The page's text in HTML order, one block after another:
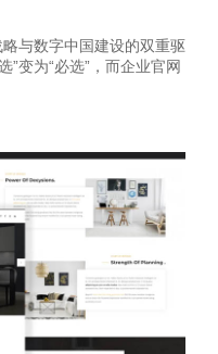
与数字中国建设的双重驱
”变为“必选”，而企业官网